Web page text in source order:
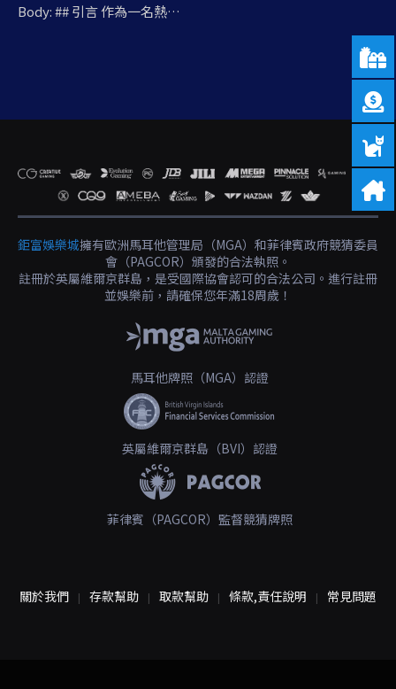
Body: ## 引言 作為一名熱…
鉅富娛樂城擁有歐洲馬耳他管理局（MGA）和菲律賓政府競猜委員
會（PAGCOR）頒發的合法執照。
註冊於英屬維爾京群島，是受國際協會認可的合法公司。進行註冊
並娛樂前，請確保您年滿18周歲！
馬耳他牌照（MGA）認證
英屬維爾京群島（BVI）認證
菲律賓（PAGCOR）監督競猜牌照
關於我們 存款幫助 取款幫助 條款,責任說明 常見問題